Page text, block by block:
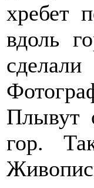
хребет
вдоль
Плывут
гор.